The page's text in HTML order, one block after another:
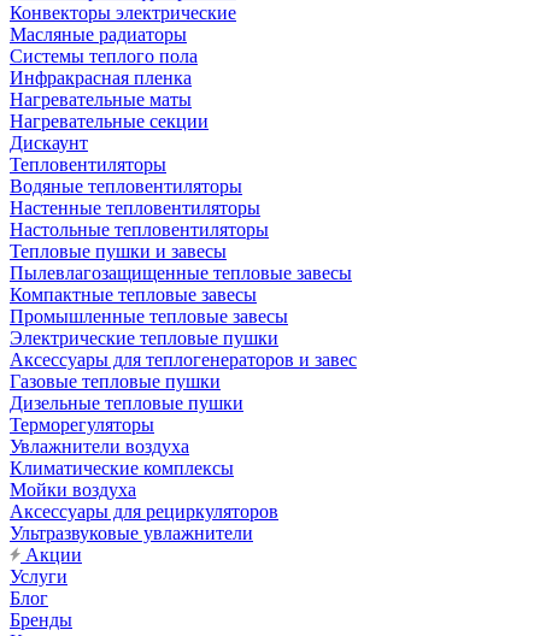
Конвекторы электрические
Масляные радиаторы
Системы теплого пола
Инфракрасная пленка
Нагревательные маты
Нагревательные секции
Дискаунт
Тепловентиляторы
Водяные тепловентиляторы
Настенные тепловентиляторы
Настольные тепловентиляторы
Тепловые пушки и завесы
Пылевлагозащищенные тепловые завесы
Компактные тепловые завесы
Промышленные тепловые завесы
Электрические тепловые пушки
Аксессуары для теплогенераторов и завес
Газовые тепловые пушки
Дизельные тепловые пушки
Терморегуляторы
Увлажнители воздуха
Климатические комплексы
Мойки воздуха
Аксессуары для рециркуляторов
Ультразвуковые увлажнители
Акции
Услуги
Блог
Бренды